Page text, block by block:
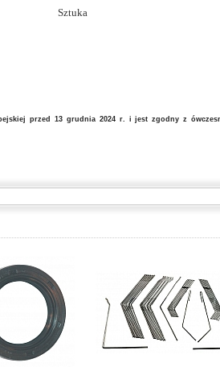
Sztuka
przed 13 grudnia 2024 r. i jest zgodny z